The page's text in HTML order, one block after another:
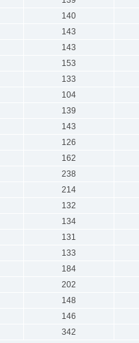
140
143
143
153
133
104
139
143
126
162
238
214
132
134
131
133
184
202
148
146
342